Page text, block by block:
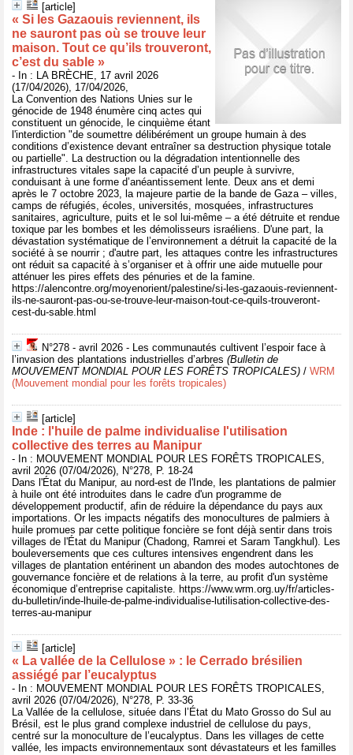
[article]
« Si les Gazaouis reviennent, ils
ne sauront pas où se trouve leur
maison. Tout ce qu’ils trouveront,
c’est du sable »
- In : LA BRÈCHE, 17 avril 2026
(17/04/2026), 17/04/2026,
La Convention des Nations Unies sur le
génocide de 1948 énumère cinq actes qui
constituent un génocide, le cinquième étant
l'interdiction "de soumettre délibérément un groupe humain à des
conditions d’existence devant entraîner sa destruction physique totale
ou partielle". La destruction ou la dégradation intentionnelle des
infrastructures vitales sape la capacité d’un peuple à survivre,
conduisant à une forme d’anéantissement lente. Deux ans et demi
après le 7 octobre 2023, la majeure partie de la bande de Gaza – villes,
camps de réfugiés, écoles, universités, mosquées, infrastructures
sanitaires, agriculture, puits et le sol lui-même – a été détruite et rendue
toxique par les bombes et les démolisseurs israéliens. D'une part, la
dévastation systématique de l’environnement a détruit la capacité de la
société à se nourrir ; d'autre part, les attaques contre les infrastructures
ont réduit sa capacité à s’organiser et à offrir une aide mutuelle pour
atténuer les pires effets des pénuries et de la famine.
https://alencontre.org/moyenorient/palestine/si-les-gazaouis-reviennent-
ils-ne-sauront-pas-ou-se-trouve-leur-maison-tout-ce-quils-trouveront-
cest-du-sable.html
N°278 - avril 2026 - Les communautés cultivent l’espoir face à
l’invasion des plantations industrielles d’arbres (Bulletin de
MOUVEMENT MONDIAL POUR LES FORÊTS TROPICALES) / WRM
(Mouvement mondial pour les forêts tropicales)
[article]
Inde : l'huile de palme individualise l'utilisation
collective des terres au Manipur
- In : MOUVEMENT MONDIAL POUR LES FORÊTS TROPICALES,
avril 2026 (07/04/2026), N°278, P. 18-24
Dans l'État du Manipur, au nord-est de l'Inde, les plantations de palmier
à huile ont été introduites dans le cadre d'un programme de
développement productif, afin de réduire la dépendance du pays aux
importations. Or les impacts négatifs des monocultures de palmiers à
huile promues par cette politique foncière se font déjà sentir dans trois
villages de l'État du Manipur (Chadong, Ramrei et Saram Tangkhul). Les
bouleversements que ces cultures intensives engendrent dans les
villages de plantation entérinent un abandon des modes autochtones de
gouvernance foncière et de relations à la terre, au profit d'un système
économique d’entreprise capitaliste. https://www.wrm.org.uy/fr/articles-
du-bulletin/inde-lhuile-de-palme-individualise-lutilisation-collective-des-
terres-au-manipur
[article]
« La vallée de la Cellulose » : le Cerrado brésilien
assiégé par l’eucalyptus
- In : MOUVEMENT MONDIAL POUR LES FORÊTS TROPICALES,
avril 2026 (07/04/2026), N°278, P. 33-36
La Vallée de la cellulose, située dans l’État du Mato Grosso do Sul au
Brésil, est le plus grand complexe industriel de cellulose du pays,
centré sur la monoculture de l’eucalyptus. Dans les villages de cette
vallée, les impacts environnementaux sont dévastateurs et les familles